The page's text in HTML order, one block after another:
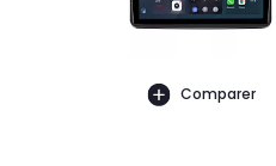
Comparer